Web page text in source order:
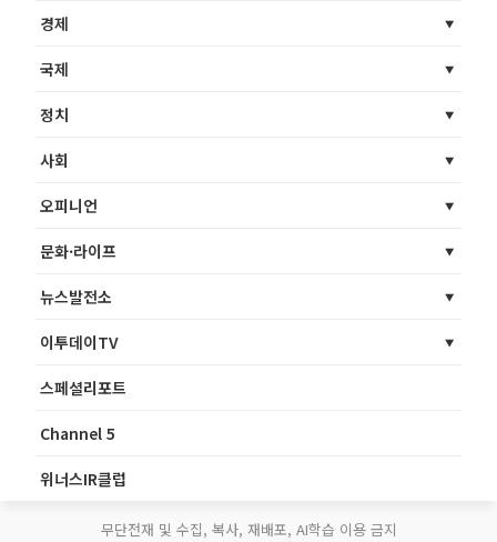
경제
국제
정치
사회
오피니언
문화·라이프
뉴스발전소
이투데이TV
스페셜리포트
Channel 5
위너스IR클럽
무단전재 및 수집, 복사, 재배포, AI학습 이용 금지